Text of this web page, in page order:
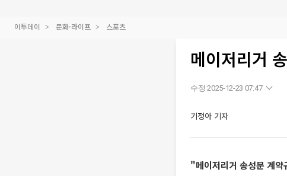
이투데이 문화·라이프 스포츠
메이저리거
수정 2025-12-23 07:47
기정아 기자
"메이저리거 송성문 계